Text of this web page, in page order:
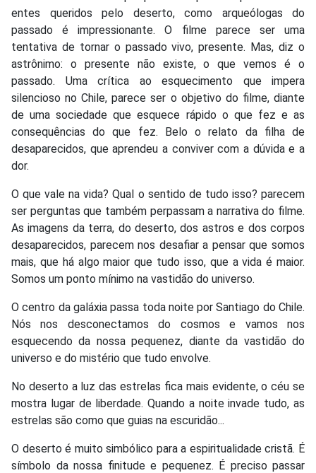
entes queridos pelo deserto, como arqueólogas do
passado é impressionante. O filme parece ser uma
tentativa de tornar o passado vivo, presente. Mas, diz o
astrônimo: o presente não existe, o que vemos é o
passado. Uma crítica ao esquecimento que impera
silencioso no Chile, parece ser o objetivo do filme, diante
de uma sociedade que esquece rápido o que fez e as
consequências do que fez. Belo o relato da filha de
desaparecidos, que aprendeu a conviver com a dúvida e a
dor.
O que vale na vida? Qual o sentido de tudo isso? parecem
ser perguntas que também perpassam a narrativa do filme.
As imagens da terra, do deserto, dos astros e dos corpos
desaparecidos, parecem nos desafiar a pensar que somos
mais, que há algo maior que tudo isso, que a vida é maior.
Somos um ponto mínimo na vastidão do universo.
O centro da galáxia passa toda noite por Santiago do Chile.
Nós nos desconectamos do cosmos e vamos nos
esquecendo da nossa pequenez, diante da vastidão do
universo e do mistério que tudo envolve.
No deserto a luz das estrelas fica mais evidente, o céu se
mostra lugar de liberdade. Quando a noite invade tudo, as
estrelas são como que guias na escuridão...
O deserto é muito simbólico para a espiritualidade cristã. É
símbolo da nossa finitude e pequenez. É preciso passar